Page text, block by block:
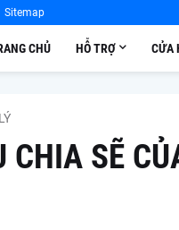
Sitemap
CHỦ HỖ TRỢ CỬA
CHIA SẼ